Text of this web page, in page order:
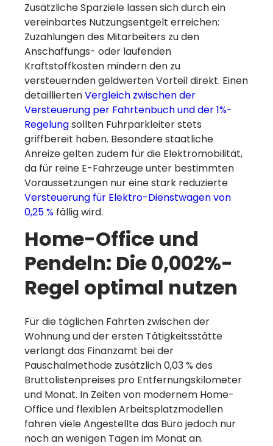
Zusätzliche Sparziele lassen sich durch ein
vereinbartes Nutzungsentgelt erreichen:
Zuzahlungen des Mitarbeiters zu den
Anschaffungs- oder laufenden
Kraftstoffkosten mindern den zu
versteuernden geldwerten Vorteil direkt. Einen
detailliertenVergleich zwischen der
Versteuerung per Fahrtenbuch und der 1%-
Regelungsollten Fuhrparkleiter stets
griffbereit haben. Besondere staatliche
Anreize gelten zudem für die Elektromobilität,
da für reine E-Fahrzeuge unter bestimmten
Voraussetzungen nur eine stark reduzierte
Versteuerung für Elektro-Dienstwagen von
0,25 % fällig wird.
Home-Office und
Pendeln: Die 0,002%-
Regel optimal nutzen
Für die täglichen Fahrten zwischen der
Wohnung und der ersten Tätigkeitsstätte
verlangt das Finanzamt bei der
Pauschalmethode zusätzlich 0,03 % des
Bruttolistenpreises pro Entfernungskilometer
und Monat. In Zeiten von modernem Home-
Office und flexiblen Arbeitsplatzmodellen
fahren viele Angestellte das Büro jedoch nur
noch an wenigen Tagen im Monat an.
Eine schnelle
Empfehlung = ein
Gratismonat
Mehr erfahren